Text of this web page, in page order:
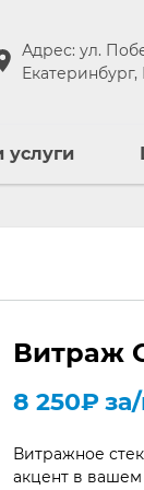
Адрес: ул.
Екатеринбург,
Витраж
8 250₽
Витражное
акцент в вашем